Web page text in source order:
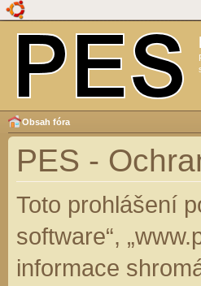
Obsah fóra
PES -
Toto prohlášení
software“,
informace